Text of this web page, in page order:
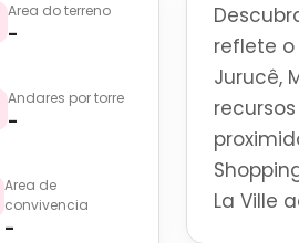
Area do terreno
-
Andares por torre
-
Area de
convivencia
-
reflete o
Jurucê,
La Ville